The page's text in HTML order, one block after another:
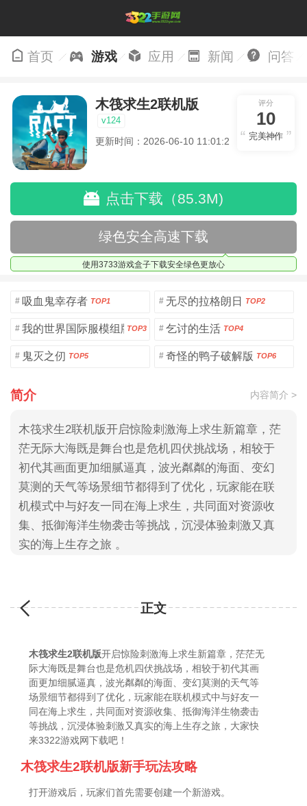
首页 游戏 应用 新闻 问答
木筏求生2联机版
v124
更新时间：2026-06-10 11:01:22
评分
10
完美神作
点击下载（85.3M)
绿色安全高速下载
使用3733游戏盒子下载安全绿色更放心
# 吸血鬼幸存者 TOP1 # 无尽的拉格朗日 TOP2
# 我的世界国际服模组版TOP3 # 乞讨的生活 TOP4
# 鬼灭之仞 TOP5 # 奇怪的鸭子破解版 TOP6
简介 内容简介 >
木筏求生2联机版开启惊险刺激海上求生新篇章，茫
茫无际大海既是舞台也是危机四伏挑战场，相较于
初代其画面更加细腻逼真，波光粼粼的海面、变幻
莫测的天气等场景细节都得到了优化，玩家能在联
机模式中与好友一同在海上求生，共同面对资源收
集、抵御海洋生物袭击等挑战，沉浸体验刺激又真
实的海上生存之旅 。
正文
木筏求生2联机版开启惊险刺激海上求生新篇章，茫茫无
际大海既是舞台也是危机四伏挑战场，相较于初代其画
面更加细腻逼真，波光粼粼的海面、变幻莫测的天气等
场景细节都得到了优化，玩家能在联机模式中与好友一
同在海上求生，共同面对资源收集、抵御海洋生物袭击
等挑战，沉浸体验刺激又真实的海上生存之旅，大家快
来3322游戏网下载吧！
木筏求生2联机版新手玩法攻略
打开游戏后，玩家们首先需要创建一个新游戏。